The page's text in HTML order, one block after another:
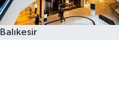
Balıkesir